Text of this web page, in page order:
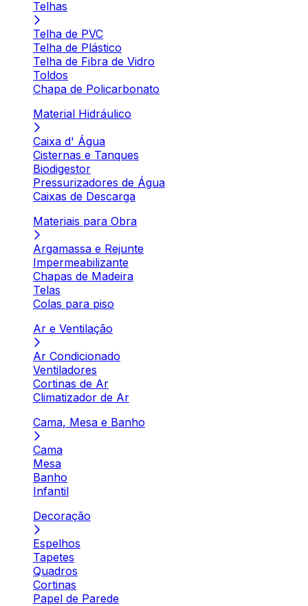
Telhas
Telha de PVC
Telha de Plástico
Telha de Fibra de Vidro
Toldos
Chapa de Policarbonato
Material Hidráulico
Caixa d' Água
Cisternas e Tanques
Biodigestor
Pressurizadores de Água
Caixas de Descarga
Materiais para Obra
Argamassa e Rejunte
Impermeabilizante
Chapas de Madeira
Telas
Colas para piso
Ar e Ventilação
Ar Condicionado
Ventiladores
Cortinas de Ar
Climatizador de Ar
Cama, Mesa e Banho
Cama
Mesa
Banho
Infantil
Decoração
Espelhos
Tapetes
Quadros
Cortinas
Papel de Parede